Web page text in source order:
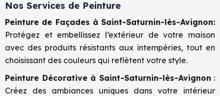
Nos Services de Peinture
Peinture de Façades à Saint-Saturnin-lès-Avignon:
Protégez et embellissez l’extérieur de votre maison
avec des produits résistants aux intempéries, tout en
choisissant des couleurs qui reflètent votre style.
Peinture Décorative à Saint-Saturnin-lès-Avignon :
Créez des ambiances uniques dans votre intérieur